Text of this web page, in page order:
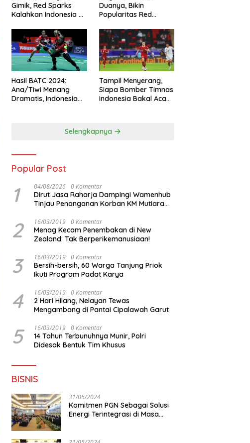
Gimik, Red Sparks
Kalahkan Indonesia All
Duanya, Bikin
Popularitas Red
Hasil BATC 2024:
Ana/Tiwi Menang
Dramatis, Indonesia
Tampil Menyerang,
Siapa Bomber Timnas
Indonesia Bakal Acak-
Selengkapnya
Popular Post
1 04/08/2026 0 Komentar
Dirut Jasa Raharja Dampingi Wamenhub
Tinjau Penanganan Korban KM Mutiara
2 16/03/2019 0 Komentar
Menag Kecam Penembakan di New
Zealand: Tak Berperikemanusiaan!
3 16/03/2019 0 Komentar
Bersih-bersih, 60 Warga Tanjung Priok
Ikuti Program Padat Karya
4 16/03/2019 0 Komentar
2 Hari Hilang, Nelayan Tewas
Mengambang di Pantai Cipalawah Garut
5 16/03/2019 0 Komentar
14 Tahun Terbunuhnya Munir, Polri
Didesak Bentuk Tim Khusus
BISNIS
31/05/2024
Komitmen PGN Sebagai Solusi
Energi Terintegrasi di Masa